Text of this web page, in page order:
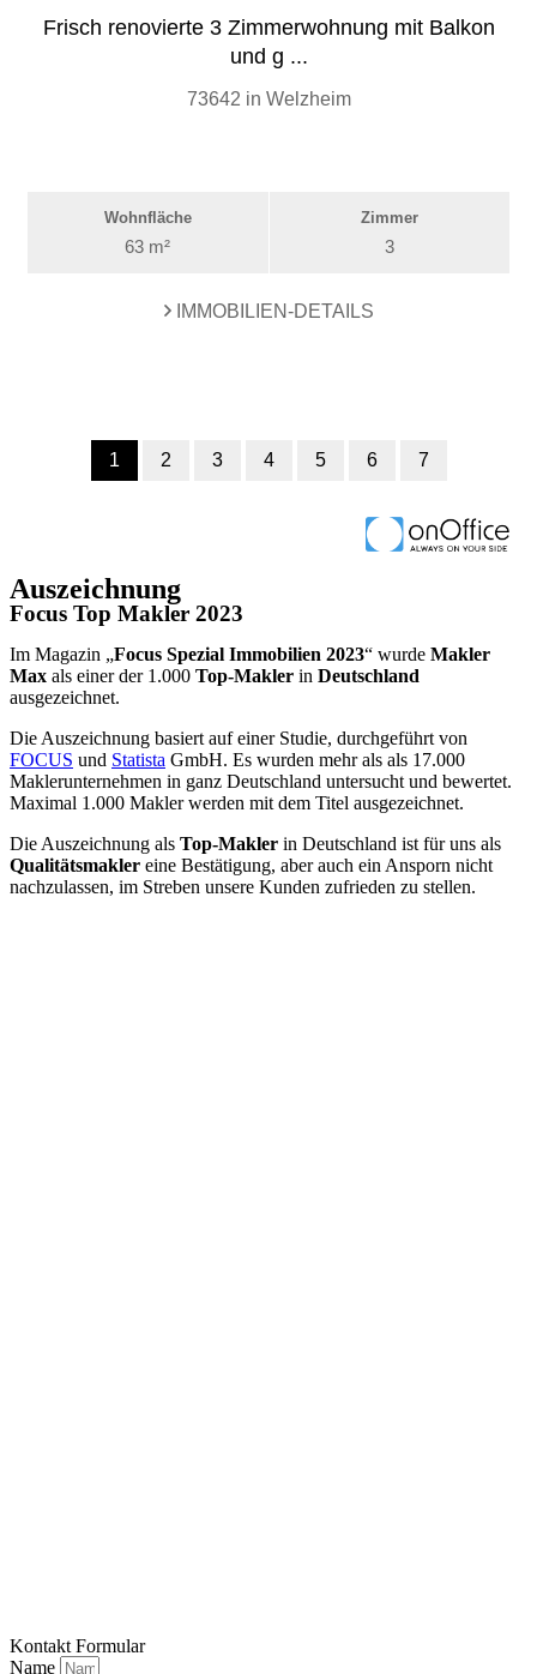
Auszeichnung
Focus Top Makler 2023
Im Magazin „Focus Spezial Immobilien 2023“ wurde Makler
Max als einer der 1.000 Top-Makler in Deutschland
ausgezeichnet.
Die Auszeichnung basiert auf einer Studie, durchgeführt von
FOCUS und Statista GmbH. Es wurden mehr als als 17.000
Maklerunternehmen in ganz Deutschland untersucht und bewertet.
Maximal 1.000 Makler werden mit dem Titel ausgezeichnet.
Die Auszeichnung als Top-Makler in Deutschland ist für uns als
Qualitätsmakler eine Bestätigung, aber auch ein Ansporn nicht
nachzulassen, im Streben unsere Kunden zufrieden zu stellen.
Kontakt Formular
Name